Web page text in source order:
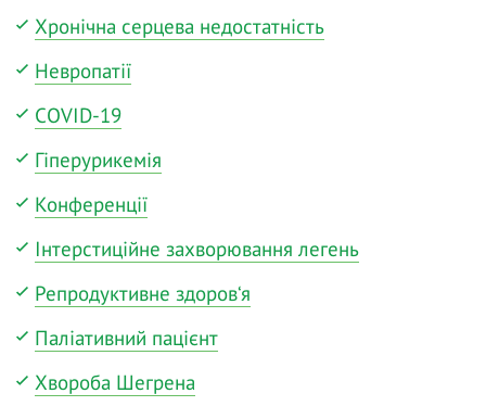
Хронічна серцева недостатність
Невропатії
COVID-19
Гіперурикемія
Конференції
Інтерстиційне захворювання легень
Репродуктивне здоров‘я
Паліативний пацієнт
Хвороба Шегрена